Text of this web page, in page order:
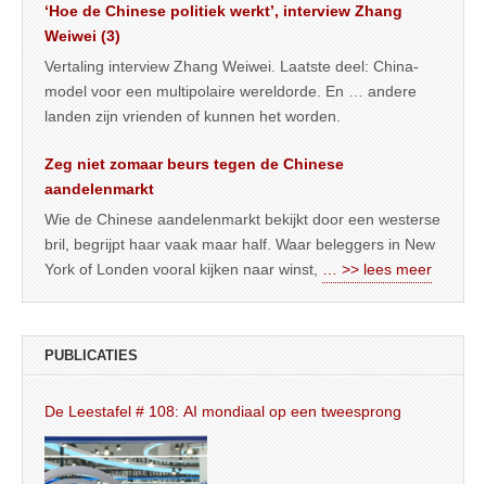
‘Hoe de Chinese politiek werkt’, interview Zhang
Weiwei (3)
Vertaling interview Zhang Weiwei. Laatste deel: China-
model voor een multipolaire wereldorde. En … andere
landen zijn vrienden of kunnen het worden.
Zeg niet zomaar beurs tegen de Chinese
aandelenmarkt
Wie de Chinese aandelenmarkt bekijkt door een westerse
bril, begrijpt haar vaak maar half. Waar beleggers in New
York of Londen vooral kijken naar winst,
… >> lees meer
PUBLICATIES
De Leestafel # 108: AI mondiaal op een tweesprong